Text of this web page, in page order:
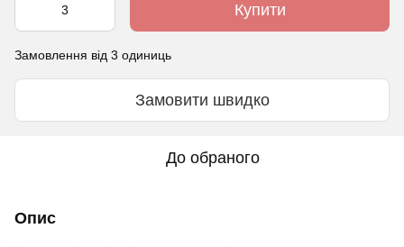
Купити
Замовлення від 3 одиниць
Замовити швидко
До обраного
Опис